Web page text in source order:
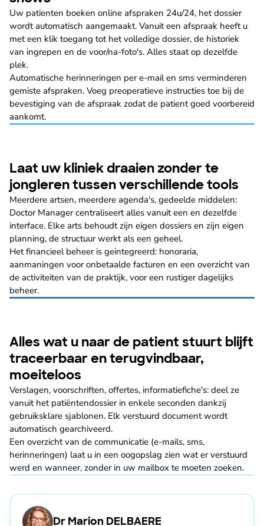
Uw patienten boeken online afspraken 24u/24, het dossier
wordt automatisch aangemaakt. Vanuit een afspraak heeft u
met een klik toegang tot het volledige dossier, de historiek
van ingrepen en de voor/na-foto's. Alles staat op dezelfde
plek.
Automatische herinneringen per e-mail en sms verminderen
gemiste afspraken. Voeg preoperatieve instructies toe bij de
bevestiging van de afspraak zodat de patient goed voorbereid
aankomt.
Laat uw kliniek draaien zonder te
jongleren tussen verschillende tools
Meerdere artsen, meerdere agenda's, gedeelde middelen:
Doctor Manager centraliseert alles vanuit een en dezelfde
interface. Elke arts behoudt zijn eigen dossiers en zijn eigen
planning, de structuur werkt als een geheel.
Het financieel beheer is geintegreerd: honoraria,
aanmaningen voor onbetaalde facturen en een overzicht van
de activiteiten van de praktijk, voor een rustiger dagelijks
beheer.
Alles wat u naar de patient stuurt blijft
traceerbaar en terugvindbaar,
moeiteloos
Verslagen, voorschriften, offertes, informatiefiche's: deel ze
vanuit het patiëntendossier in enkele seconden dankzij
gebruiksklare sjablonen. Elk verstuurd document wordt
automatisch gearchiveerd.
Een overzicht van de communicatie (e-mails, sms,
herinneringen) laat u in een oogopslag zien wat er verstuurd
werd en wanneer, zonder in uw mailbox te moeten zoeken.
Dr Marion DELBAERE